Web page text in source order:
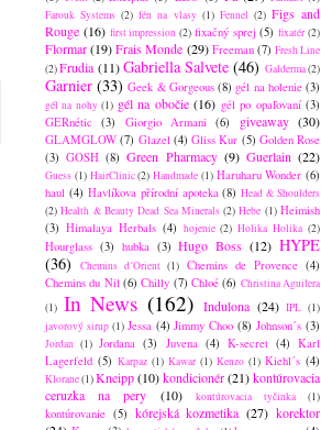
Farouk Systems (2) fén na vlasy (1) Fennel (2) Figs and
Rouge (16) first impression (2) fixačný sprej (5) fixatér (2)
Flormar(19) Frais Monde (29) Freeman (7) Fresh Line
(2)Frudia (11) Gabriella Salvete (46) Galderma(2)
Garnier (33) Geek & Gorgeous (8) gél na holenie (3)
gél na nohy (1) gél na obočie (16) gél po opaľovaní (3)
GERnétic (3) Giorgio Armani (6) giveaway (30)
GLAMGLOW (7) Glazel (4) Gliss Kur (5) Golden Rose
(3) GOSH (8) Green Pharmacy (9) Guerlain (22)
Guess (1) HairClinic (2) Handmade (1) Haruharu Wonder (6)
haul (4) Havlíkova přírodní apoteka (8) Head & Shoulders
(2) Health & Beauty Dead Sea Minerals (2) Hebe (1) Heimish
(3) Himalaya Herbals (4) hojenie (2) Holika Holika (2)
Hourglass (3) hubka (3) Hugo Boss (12) HYPE
(36)
Chemins d´Orient (1) Chemins de Provence (4)
Chemins du Nil (6) Chilly (7) Chloé (6) Christina Aguilera
(1) In News (162) Indulona (24) IPL (1)
javorový sirup (1) Jessa (4) Jimmy Choo (8) Johnson´s (3)
Jordan (1) Jordana (3) Juvena (4) K-secret (4) Karl
Lagerfeld (5) Karpaz (1) Kawar (1) Kenzo (1) Kiehl´s (4)
Klorane(1)Kneipp(10)kondicionér(21)kontúrovacia
ceruzka na pery
(10) kontúrovacia tyčinka (1)
kontúrovanie (5) kórejská kozmetika (27) korektor